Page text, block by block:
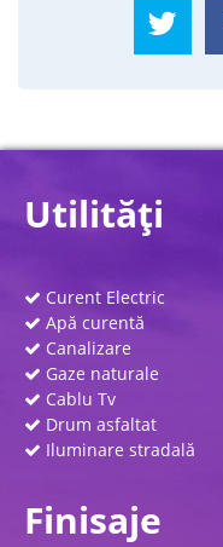
Utilităţi
Curent Electric
Apă curentă
Canalizare
Gaze naturale
Cablu Tv
Drum asfaltat
Iluminare stradală
Finisaje